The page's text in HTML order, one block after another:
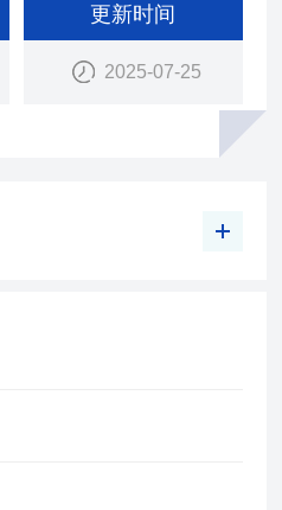
更新时间
2025-07-25